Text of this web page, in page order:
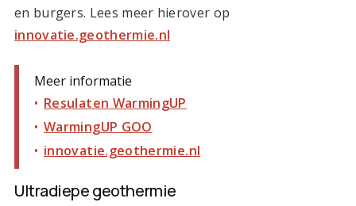
en burgers. Lees meer hierover op
innovatie.geothermie.nl
Meer informatie
Resulaten WarmingUP
WarmingUP GOO
innovatie.geothermie.nl
Ultradiepe geothermie